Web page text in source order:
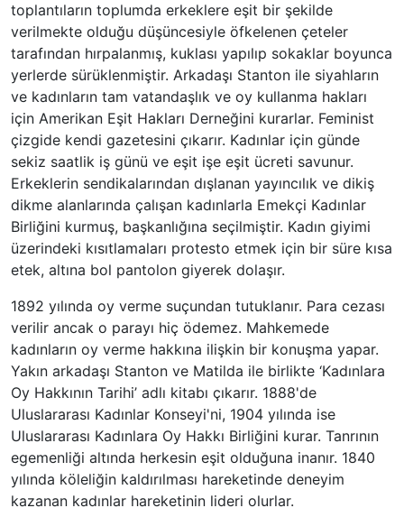
toplantıların toplumda erkeklere eşit bir şekilde
verilmekte olduğu düşüncesiyle öfkelenen çeteler
tarafından hırpalanmış, kuklası yapılıp sokaklar boyunca
yerlerde sürüklenmiştir. Arkadaşı Stanton ile siyahların
ve kadınların tam vatandaşlık ve oy kullanma hakları
için Amerikan Eşit Hakları Derneğini kurarlar. Feminist
çizgide kendi gazetesini çıkarır. Kadınlar için günde
sekiz saatlik iş günü ve eşit işe eşit ücreti savunur.
Erkeklerin sendikalarından dışlanan yayıncılık ve dikiş
dikme alanlarında çalışan kadınlarla Emekçi Kadınlar
Birliğini kurmuş, başkanlığına seçilmiştir. Kadın giyimi
üzerindeki kısıtlamaları protesto etmek için bir süre kısa
etek, altına bol pantolon giyerek dolaşır.
1892 yılında oy verme suçundan tutuklanır. Para cezası
verilir ancak o parayı hiç ödemez. Mahkemede
kadınların oy verme hakkına ilişkin bir konuşma yapar.
Yakın arkadaşı Stanton ve Matilda ile birlikte ‘Kadınlara
Oy Hakkının Tarihi’ adlı kitabı çıkarır. 1888'de
Uluslararası Kadınlar Konseyi'ni, 1904 yılında ise
Uluslararası Kadınlara Oy Hakkı Birliğini kurar. Tanrının
egemenliği altında herkesin eşit olduğuna inanır. 1840
yılında köleliğin kaldırılması hareketinde deneyim
kazanan kadınlar hareketinin lideri olurlar.